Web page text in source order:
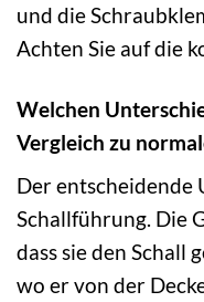
und die
Achten Sie auf die
Welchen
Vergleich zu
Der entscheidende
Schallführung. Die
dass sie den Schall
wo er von der